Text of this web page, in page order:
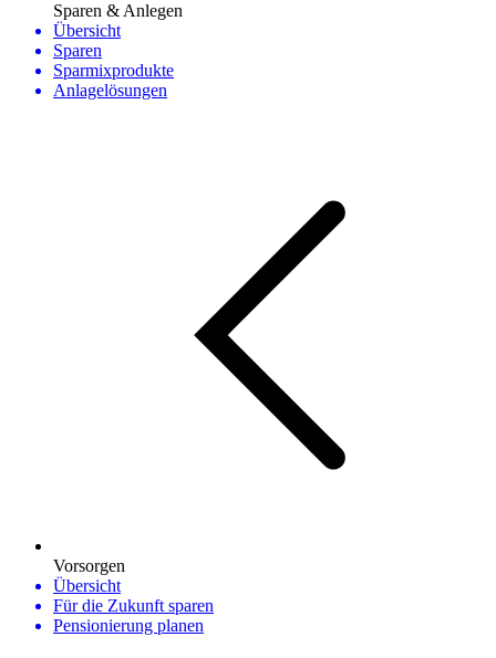
Sparen & Anlegen
Übersicht
Sparen
Sparmixprodukte
Anlagelösungen
Vorsorgen
Übersicht
Für die Zukunft sparen
Pensionierung planen